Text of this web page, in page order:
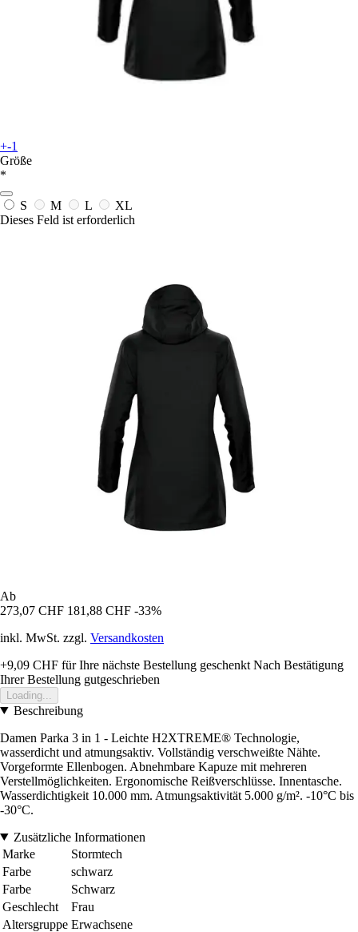
+-1
Größe
*
S M L
XL
Dieses Feld ist erforderlich
Ab
273,07 CHF 181,88 CHF -33%
inkl. MwSt. zzgl. Versandkosten
+9,09 CHF für Ihre nächste Bestellung geschenkt Nach Bestätigung
Ihrer Bestellung gutgeschrieben
Loading...
Beschreibung
Damen Parka 3 in 1 - Leichte H2XTREME® Technologie,
wasserdicht und atmungsaktiv. Vollständig verschweißte Nähte.
Vorgeformte Ellenbogen. Abnehmbare Kapuze mit mehreren
Verstellmöglichkeiten. Ergonomische Reißverschlüsse. Innentasche.
Wasserdichtigkeit 10.000 mm. Atmungsaktivität 5.000 g/m². -10°C bis
-30°C.
Zusätzliche Informationen
Marke
Stormtech
Farbe
schwarz
Farbe
Schwarz
Geschlecht
Frau
Altersgruppe Erwachsene